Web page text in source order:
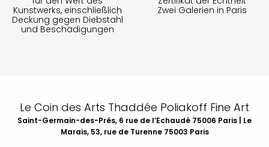
Kunstwerks, einschließlich
Deckung gegen Diebstahl
und Beschädigungen
Zwei Galerien in Paris
Le Coin des Arts Thaddée Poliakoff Fine Art
Saint-Germain-des-Prés, 6 rue de l’Echaudé 75006 Paris | Le
Marais, 53, rue de Turenne 75003 Paris